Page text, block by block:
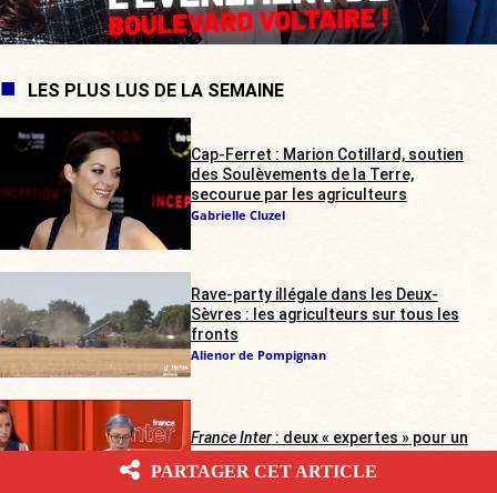
LES PLUS LUS DE LA SEMAINE
Cap-Ferret : Marion Cotillard, soutien
des Soulèvements de la Terre,
secourue par les agriculteurs
Gabrielle Cluzel
Rave-party illégale dans les Deux-
Sèvres : les agriculteurs sur tous les
fronts
Alienor de Pompignan
France Inter: deux « expertes » pour un
Jean Kast
PARTAGER CET ARTICLE